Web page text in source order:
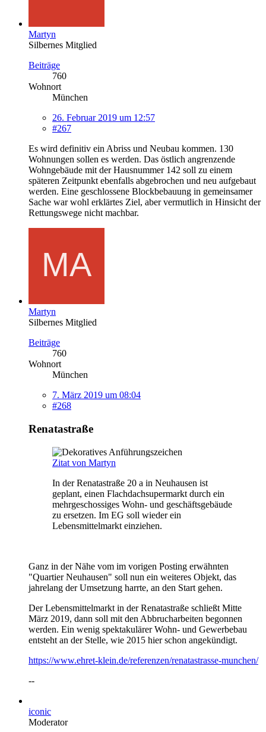
Martyn
Silbernes Mitglied
Beiträge
760
Wohnort
München
26. Februar 2019 um 12:57
#267
Es wird definitiv ein Abriss und Neubau kommen. 130
Wohnungen sollen es werden. Das östlich angrenzende
Wohngebäude mit der Hausnummer 142 soll zu einem
späteren Zeitpunkt ebenfalls abgebrochen und neu aufgebaut
werden. Eine geschlossene Blockbebauung in gemeinsamer
Sache war wohl erklärtes Ziel, aber vermutlich in Hinsicht der
Rettungswege nicht machbar.
Martyn
Silbernes Mitglied
Beiträge
760
Wohnort
München
7. März 2019 um 08:04
#268
Renatastraße
Zitat von Martyn
In der Renatastraße 20 a in Neuhausen ist
geplant, einen Flachdachsupermarkt durch ein
mehrgeschossiges Wohn- und geschäftsgebäude
zu ersetzen. Im EG soll wieder ein
Lebensmittelmarkt einziehen.
Ganz in der Nähe vom im vorigen Posting erwähnten
"Quartier Neuhausen" soll nun ein weiteres Objekt, das
jahrelang der Umsetzung harrte, an den Start gehen.
Der Lebensmittelmarkt in der Renatastraße schließt Mitte
März 2019, dann soll mit den Abbrucharbeiten begonnen
werden. Ein wenig spektakulärer Wohn- und Gewerbebau
entsteht an der Stelle, wie 2015 hier schon angekündigt.
https://www.ehret-klein.de/referenzen/renatastrasse-munchen/
--
iconic
Moderator